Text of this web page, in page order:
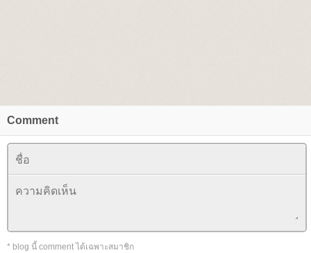
Comment
* blog นี้ comment ได้เฉพาะสมาชิก